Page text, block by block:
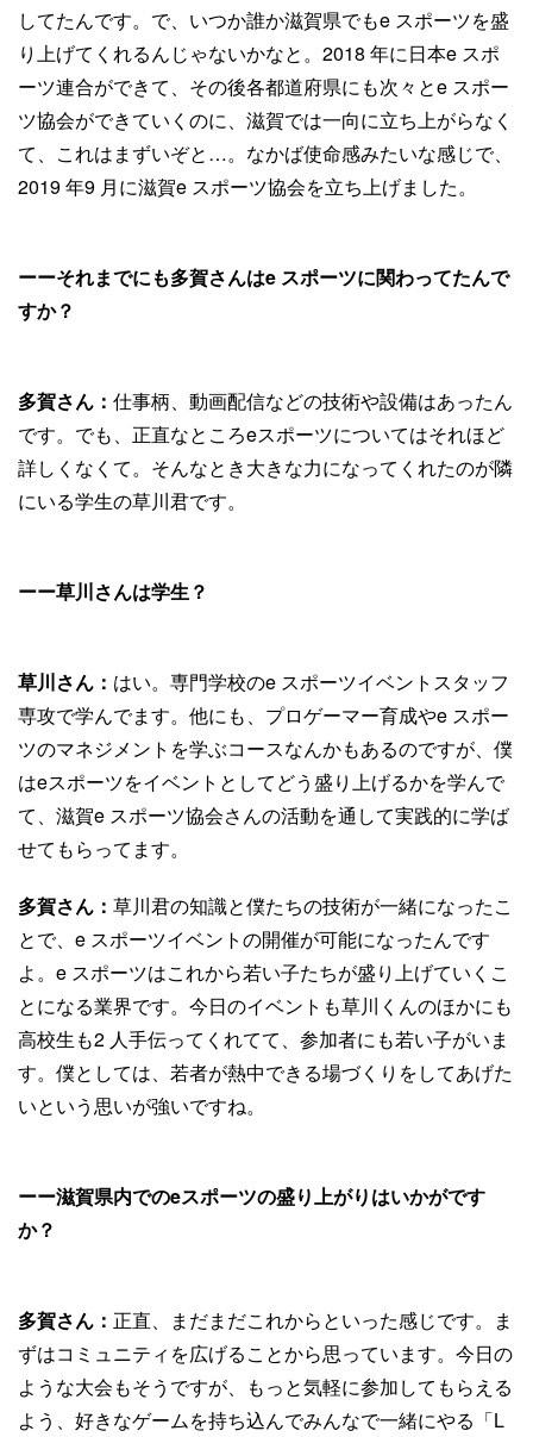
してたんです。で、いつか誰か滋賀県でもe スポーツを盛
り上げてくれるんじゃないかなと。2018 年に日本e スポ
ーツ連合ができて、その後各都道府県にも次々とe スポー
ツ協会ができていくのに、滋賀では一向に立ち上がらなく
て、これはまずいぞと…。なかば使命感みたいな感じで、
2019 年9 月に滋賀e スポーツ協会を立ち上げました。
ーーそれまでにも多賀さんはe スポーツに関わってたんで
すか？
多賀さん： 仕事柄、動画配信などの技術や設備はあったん
です。でも、正直なところeスポーツについてはそれほど
詳しくなくて。そんなとき大きな力になってくれたのが隣
にいる学生の草川君です。
ーー草川さんは学生？
草川さん： はい。専門学校のe スポーツイベントスタッフ
専攻で学んでます。他にも、プロゲーマー育成やe スポー
ツのマネジメントを学ぶコースなんかもあるのですが、僕
はeスポーツをイベントとしてどう盛り上げるかを学んで
て、滋賀e スポーツ協会さんの活動を通して実践的に学ば
せてもらってます。
多賀さん： 草川君の知識と僕たちの技術が一緒になったこ
とで、e スポーツイベントの開催が可能になったんです
よ。e スポーツはこれから若い子たちが盛り上げていくこ
とになる業界です。今日のイベントも草川くんのほかにも
高校生も2 人手伝ってくれてて、参加者にも若い子がいま
す。僕としては、若者が熱中できる場づくりをしてあげた
いという思いが強いですね。
ーー滋賀県内でのeスポーツの盛り上がりはいかがです
か？
多賀さん： 正直、まだまだこれからといった感じです。ま
ずはコミュニティを広げることから思っています。今日の
ような大会もそうですが、もっと気軽に参加してもらえる
よう、好きなゲームを持ち込んでみんなで一緒にやる「L